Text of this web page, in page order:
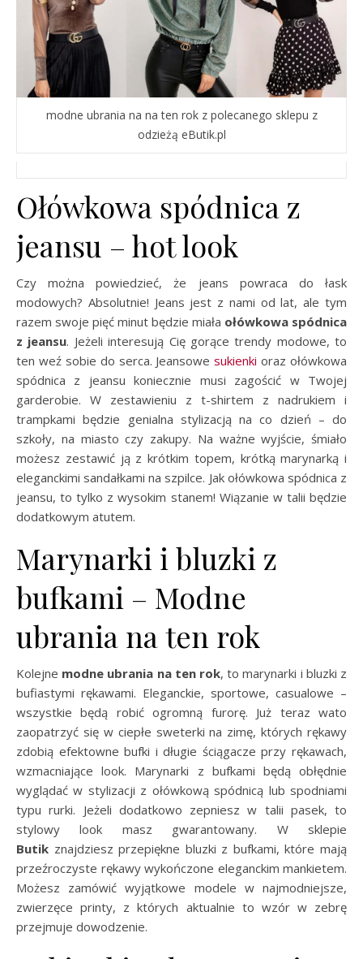
modne ubrania na na ten rok z polecanego sklepu z
odzieżą eButik.pl
Ołówkowa spódnica z
jeansu – hot look
Czy można powiedzieć, że jeans powraca do łask
modowych? Absolutnie! Jeans jest z nami od lat, ale tym
razem swoje pięć minut będzie miała ołówkowa spódnica
z jeansu. Jeżeli interesują Cię gorące trendy modowe, to
ten weź sobie do serca. Jeansowesukienki oraz ołówkowa
spódnica z jeansu koniecznie musi zagościć w Twojej
garderobie. W zestawieniu z t-shirtem z nadrukiem i
trampkami będzie genialna stylizacją na co dzień – do
szkoły, na miasto czy zakupy. Na ważne wyjście, śmiało
możesz zestawić ją z krótkim topem, krótką marynarką i
eleganckimi sandałkami na szpilce. Jak ołówkowa spódnica z
jeansu, to tylko z wysokim stanem! Wiązanie w talii będzie
dodatkowym atutem.
Marynarki i bluzki z
bufkami – Modne
ubrania na ten rok
Kolejne modne ubrania na ten rok, to marynarki i bluzki z
bufiastymi rękawami. Eleganckie, sportowe, casualowe –
wszystkie będą robić ogromną furorę. Już teraz wato
zaopatrzyć się w ciepłe sweterki na zimę, których rękawy
zdobią efektowne bufki i długie ściągacze przy rękawach,
wzmacniające look. Marynarki z bufkami będą obłędnie
wyglądać w stylizacji z ołówkową spódnicą lub spodniami
typu rurki. Jeżeli dodatkowo zepniesz w talii pasek, to
stylowy look masz gwarantowany. W sklepie
Butik znajdziesz przepiękne bluzki z bufkami, które mają
przeźroczyste rękawy wykończone eleganckim mankietem.
Możesz zamówić wyjątkowe modele w najmodniejsze,
zwierzęce printy, z których aktualnie to wzór w zebrę
przejmuje dowodzenie.